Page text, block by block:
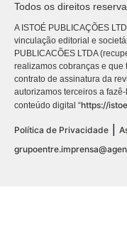
Todos os direitos
A ISTOÉ PUBLICAÇÕES
vinculação editorial e
PUBLICACÕES LTDA
realizamos cobranças e que
contrato de assinatura da
autorizamos terceiros a
conteúdo digital “https://
Política de Privacidade